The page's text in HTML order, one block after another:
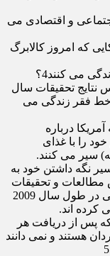
اجتماعی و اقتصادی می
از 44 میلیون آمریکایی که امروز کالابرگ
می کنند4؟
نتایج تحقیقات سال
زیر خط فقر زندگی می
تغذیه آمریکا درباره
شکم خود را با غذای
سیر می کنند.
سیر نگه داشتن خود به
مطالعات و تحقیقات
مؤسسة «تغذیه آمریکا»، 2/50 میلیون آمریکایی در طول سال 2009
کرده اند.
پس از دریافت هر
هستند و نمی دانند